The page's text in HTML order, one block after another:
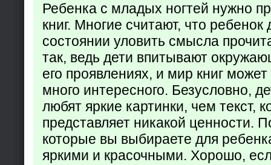
Ребенка с младых ногтей нужно
книг. Многие считают, что ребенок
состоянии уловить смысла
так, ведь дети впитывают
его проявлениях, и мир книг
много интересного. Безусловно,
любят яркие картинки, чем текст,
представляет никакой ценности.
которые вы выбираете для
яркими и красочными. Хорошо,